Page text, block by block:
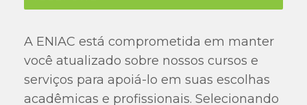
A ENIAC está comprometida em manter
você atualizado sobre nossos cursos e
serviços para apoiá-lo em suas escolhas
acadêmicas e profissionais. Selecionando